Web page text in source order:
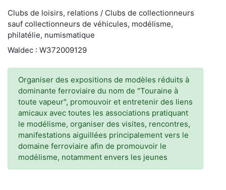
Clubs de loisirs, relations / Clubs de collectionneurs
sauf collectionneurs de véhicules, modélisme,
philatélie, numismatique
Waldec : W372009129
Organiser des expositions de modèles réduits à
dominante ferroviaire du nom de "Touraine à
toute vapeur", promouvoir et entretenir des liens
amicaux avec toutes les associations pratiquant
le modélisme, organiser des visites, rencontres,
manifestations aiguillées principalement vers le
domaine ferroviaire afin de promouvoir le
modélisme, notamment envers les jeunes